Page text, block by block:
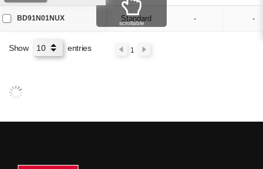
BD91N01NUX Standard - -
scrollable
Show entries 1